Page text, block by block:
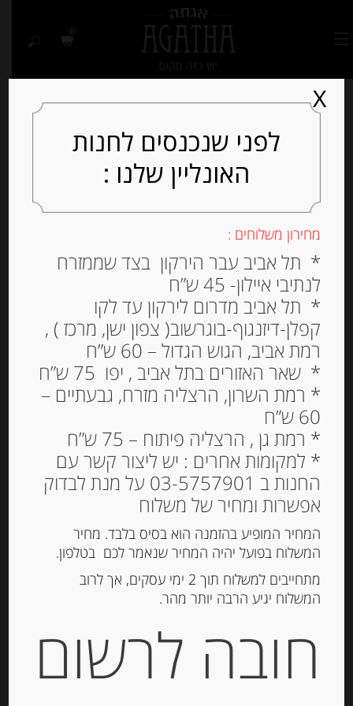
Out of
שוקולד חלב במילוי אגוז לוז
שלמים 130 גרם
NOCCIOLATO CLASSICO
NOVI
₪34.00
מחיר ל 100 גרם:26.15 ש"ח
קטגוריות:מוצרים חדשים ,שוקולד, נוגט, עוגיות
לפני שנכנסים לחנות
האונליין שלנו :
מחירון משלוחים :
* תל אביב עבר הירקון בצד שממזרח
לנתיבי איילון- 45 ש”ח
* תל אביב מדרום לירקון עד לקו
קפלן-דיזנגוף-בוגרשוב( צפון ישן, מרכז ) ,
רמת אביב, הגוש הגדול – 60 ש”ח
* שאר האזורים בתל אביב , יפו 75 ש”ח
* רמת השרון, הרצליה מזרח, גבעתיים –
60 ש”ח
* רמת גן , הרצליה פיתוח – 75 ש”ח
* למקומות אחרים : יש ליצור קשר עם
החנות ב 03-5757901 על מנת לבדוק
אפשרות ומחיר של משלוח
המחיר המופיע בהזמנה הוא בסיס בלבד. מחיר
המשלוח בפועל יהיה המחיר שנאמר לכם בטלפון.
מתחייבים למשלוח תוך 2 ימי עסקים, אך לרוב
המשלוח יגיע הרבה יותר מהר.
חובה לרשום
X